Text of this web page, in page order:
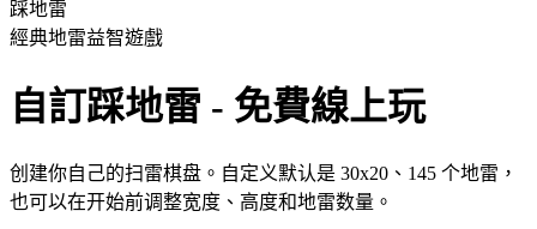
踩地雷
經典地雷益智遊戲
自訂踩地雷 - 免費線上玩
创建你自己的扫雷棋盘。自定义默认是 30x20、145 个地雷，
也可以在开始前调整宽度、高度和地雷数量。